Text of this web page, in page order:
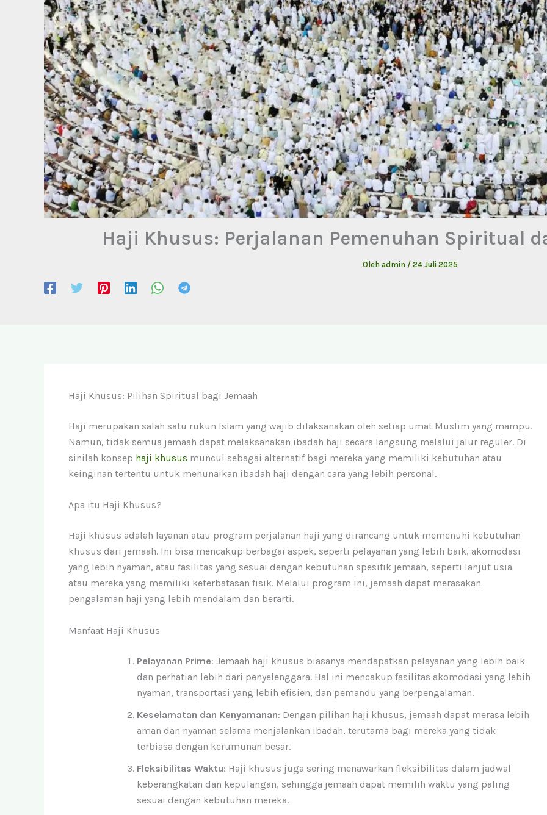
Haji Khusus: Perjalanan Pemenuhan Spiritual
Oleh admin / 24 Juli 2025
Haji Khusus: Pilihan Spiritual bagi Jemaah
Haji merupakan salah satu rukun Islam yang wajib dilaksanakan oleh setiap umat Muslim yang mampu.
Namun, tidak semua jemaah dapat melaksanakan ibadah haji secara langsung melalui jalur reguler. Di
sinilah konsep haji khusus muncul sebagai alternatif bagi mereka yang memiliki kebutuhan atau
keinginan tertentu untuk menunaikan ibadah haji dengan cara yang lebih personal.
Apa itu Haji Khusus?
Haji khusus adalah layanan atau program perjalanan haji yang dirancang untuk memenuhi kebutuhan
khusus dari jemaah. Ini bisa mencakup berbagai aspek, seperti pelayanan yang lebih baik, akomodasi
yang lebih nyaman, atau fasilitas yang sesuai dengan kebutuhan spesifik jemaah, seperti lanjut usia
atau mereka yang memiliki keterbatasan fisik. Melalui program ini, jemaah dapat merasakan
pengalaman haji yang lebih mendalam dan berarti.
Manfaat Haji Khusus
Pelayanan Prime: Jemaah haji khusus biasanya mendapatkan pelayanan yang lebih baik
dan perhatian lebih dari penyelenggara. Hal ini mencakup fasilitas akomodasi yang lebih
nyaman, transportasi yang lebih efisien, dan pemandu yang berpengalaman.
Keselamatan dan Kenyamanan: Dengan pilihan haji khusus, jemaah dapat merasa lebih
aman dan nyaman selama menjalankan ibadah, terutama bagi mereka yang tidak
terbiasa dengan kerumunan besar.
Fleksibilitas Waktu: Haji khusus juga sering menawarkan fleksibilitas dalam jadwal
keberangkatan dan kepulangan, sehingga jemaah dapat memilih waktu yang paling
sesuai dengan kebutuhan mereka.